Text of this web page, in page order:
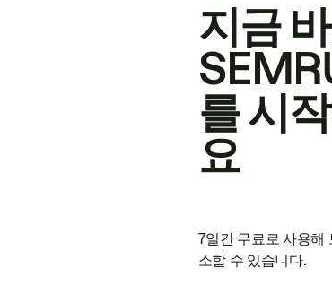
지금
를 시
요
7일간 무료로 사용해
소할 수 있습니다.